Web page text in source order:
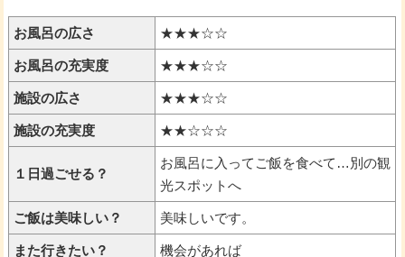
お風呂の広さ ★★★☆☆
お風呂の充実度 ★★★☆☆
施設の広さ ★★★☆☆
施設の充実度 ★★☆☆☆
１日過ごせる？
お風呂に入ってご飯を食べて…別の観
光スポットへ
ご飯は美味しい？ 美味しいです。
また行きたい？ 機会があれば